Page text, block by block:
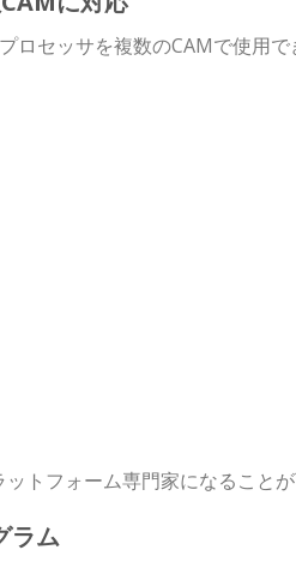
ロセッサを複数のCAMで使用で
トフォーム専門家になることが
ラム